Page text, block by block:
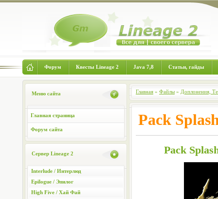
Форум Квесты Lineage 2 Java 7,8 Статьи, гайды
Меню сайта
Главная страница
Форум сайта
Сервер Lineage 2
Interlude / Интерлюд
Epilogue / Эпилог
High Five / Хай Фай
Главная » Файлы » Доплонения,
Pack
Pack